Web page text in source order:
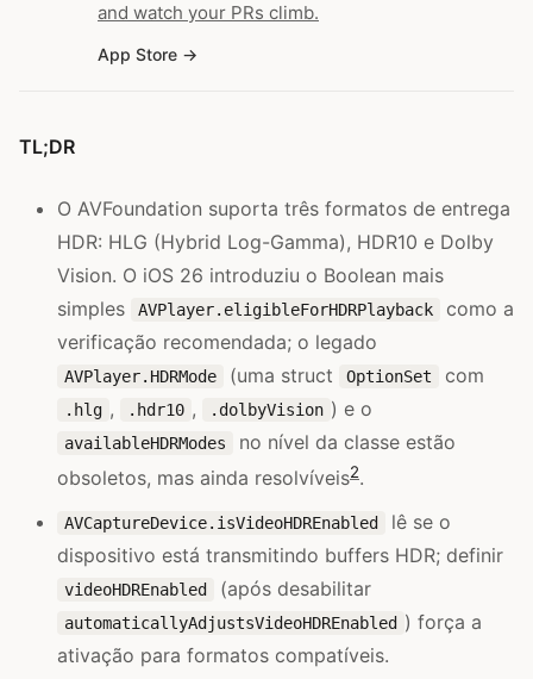
and watch your PRs climb.
App Store
TL;DR
O AVFoundation suporta três formatos de entrega
HDR: HLG (Hybrid Log-Gamma), HDR10 e Dolby
Vision. O iOS 26 introduziu o Boolean mais
simples
AVPlayer.eligibleForHDRPlayback
como a
verificação recomendada; o legado
AVPlayer.HDRMode (uma struct OptionSet com
.hlg , .hdr10 , .dolbyVision ) e o
availableHDRModes
no nível da classe estão
obsoletos, mas ainda resolvíveis2.
AVCaptureDevice.isVideoHDREnabled
lê se o
dispositivo está transmitindo buffers HDR; definir
videoHDREnabled (após desabilitar
automaticallyAdjustsVideoHDREnabled ) força a
ativação para formatos compatíveis.